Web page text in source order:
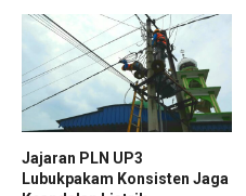
Jajaran PLN UP3
Lubukpakam Konsisten Jaga